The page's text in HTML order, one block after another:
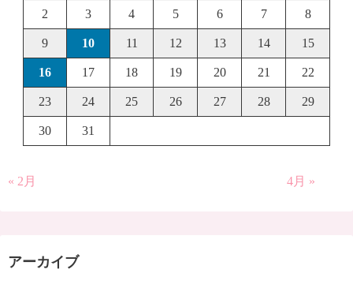
2 3 4 5 6 7 8
9 10 11 12 13 14 15
16 17 18 19 20 21 22
23 24 25 26 27 28 29
30 31
« 2月 4月 »
アーカイブ